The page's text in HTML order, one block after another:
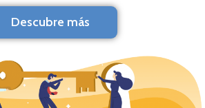
Descubre más